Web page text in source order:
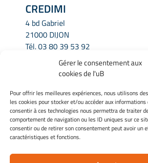
Gérer le consentement aux
cookies de l'uB
Pour offrir les meilleures expériences, nous utilisons
les cookies pour stocker et/ou accéder aux
consentir à ces technologies nous permettra de traiter
comportement de navigation ou les ID uniques sur ce
consentir ou de retirer son consentement peut avoir un
caractéristiques et fonctions.
CREDIMI
4 bd Gabriel
21000 DIJON
Tél.03 80 39 53 92
credimi.secretariat@u-
INFORMATIONS LÉGALES
Mentions légales
Gérer mes cookies
Politique de cookies
Déclaration de confidentialité
Avertissement